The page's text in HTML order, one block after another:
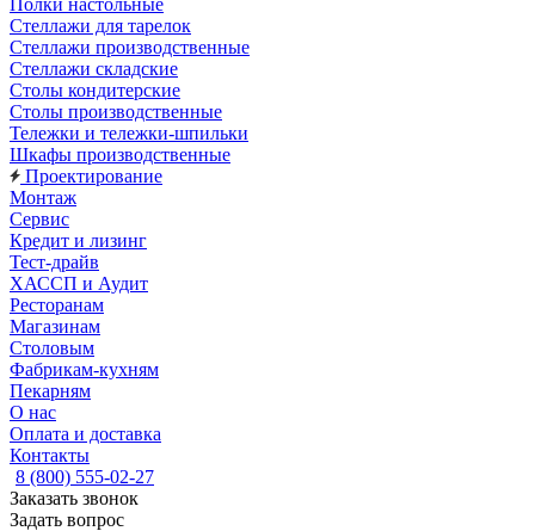
Полки настольные
Стеллажи для тарелок
Стеллажи производственные
Стеллажи складские
Столы кондитерские
Столы производственные
Тележки и тележки-шпильки
Шкафы производственные
Проектирование
Монтаж
Сервис
Кредит и лизинг
Тест-драйв
ХАССП и Аудит
Ресторанам
Магазинам
Столовым
Фабрикам-кухням
Пекарням
О нас
Оплата и доставка
Контакты
8 (800) 555-02-27
Заказать звонок
Задать вопрос